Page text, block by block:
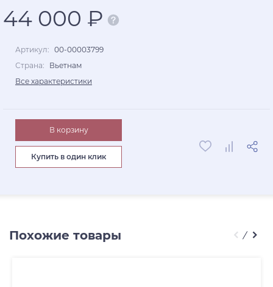
44 000 ₽
Артикул: 00-00003799
Страна:
Вьетнам
Все характеристики
В корзину
Купить в один клик
Похожие товары